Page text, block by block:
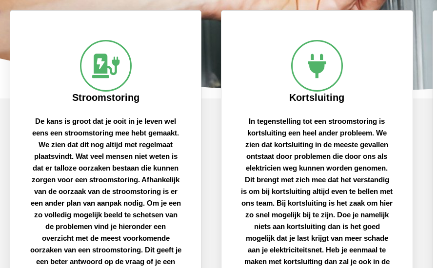
Stroomstoring
De kans is groot dat je ooit in je leven wel
eens een stroomstoring mee hebt gemaakt.
We zien dat dit nog altijd met regelmaat
plaatsvindt. Wat veel mensen niet weten is
dat er talloze oorzaken bestaan die kunnen
zorgen voor een stroomstoring. Afhankelijk
van de oorzaak van de stroomstoring is er
een ander plan van aanpak nodig. Om je een
zo volledig mogelijk beeld te schetsen van
de problemen vind je hieronder een
overzicht met de meest voorkomende
oorzaken van een stroomstoring. Dit geeft je
een beter antwoord op de vraag of je een
Kortsluiting
In tegenstelling tot een stroomstoring is
kortsluiting een heel ander probleem. We
zien dat kortsluiting in de meeste gevallen
ontstaat door problemen die door ons als
elektricien weg kunnen worden genomen.
Dit brengt met zich mee dat het verstandig
is om bij kortsluiting altijd even te bellen met
ons team. Bij kortsluiting is het zaak om hier
zo snel mogelijk bij te zijn. Doe je namelijk
niets aan kortsluiting dan is het goed
mogelijk dat je last krijgt van meer schade
aan je elektriciteitsnet. Heb je eenmaal te
maken met kortsluiting dan zal je ook in de